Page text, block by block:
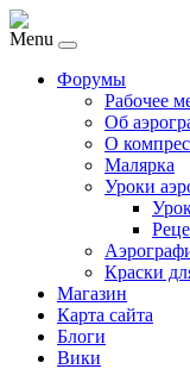
Menu
Форумы
Рабочее
Об
О
Малярка
Уроки
Краски
Магазин
Карта сайта
Блоги
Вики